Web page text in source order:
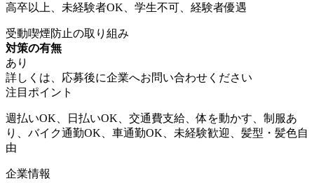
高卒以上、未経験者OK、学生不可、経験者優遇
受動喫煙防止の取り組み
対策の有無
あり
詳しくは、応募後に企業へお問い合わせください
注目ポイント
週払いOK、日払いOK、交通費支給、体を動かす、制服あ
り、バイク通勤OK、車通勤OK、未経験歓迎、髪型・髪色自
由
企業情報